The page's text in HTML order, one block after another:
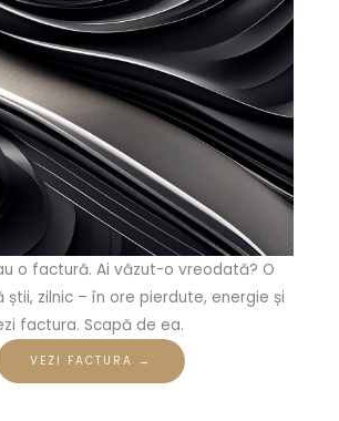
o factură. Ai văzut-o vreodată? O
zilnic – în ore pierdute, energie și
factura. Scapă de ea.
VEZI FACTURA →